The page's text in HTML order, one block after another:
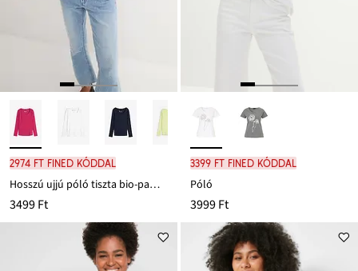
2974 Ft FINED kóddal
Hosszú ujjú póló tiszta bio-pamutból
3499 Ft
3399 Ft FINED kóddal
Póló
3999 Ft